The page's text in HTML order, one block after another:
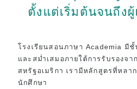
ตั้งแต่เริ่มต้นจนถึงผู้
โรงเรียนสอนภาษา Academia มี
และสม่ำเสมอภายใต้การรับรองจา
สหรัฐอเมริกา เรามีหลักสูตรที่หลา
นักศึกษา